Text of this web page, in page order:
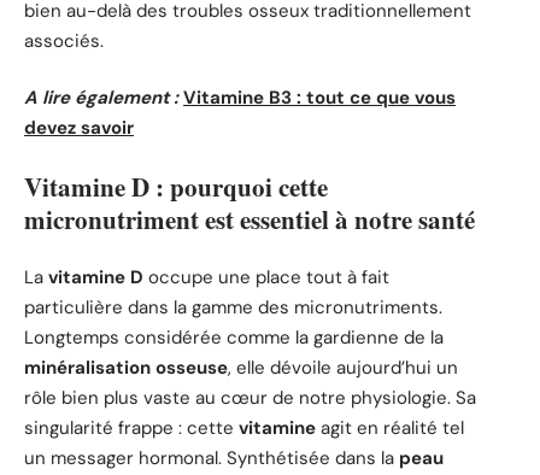
bien au-delà des troubles osseux traditionnellement
associés.
A lire également : Vitamine B3 : tout ce que vous
devez savoir
Vitamine D : pourquoi cette
micronutriment est essentiel à notre santé
La vitamine D occupe une place tout à fait
particulière dans la gamme des micronutriments.
Longtemps considérée comme la gardienne de la
minéralisation osseuse, elle dévoile aujourd’hui un
rôle bien plus vaste au cœur de notre physiologie. Sa
singularité frappe : cette vitamine agit en réalité tel
un messager hormonal. Synthétisée dans la peau